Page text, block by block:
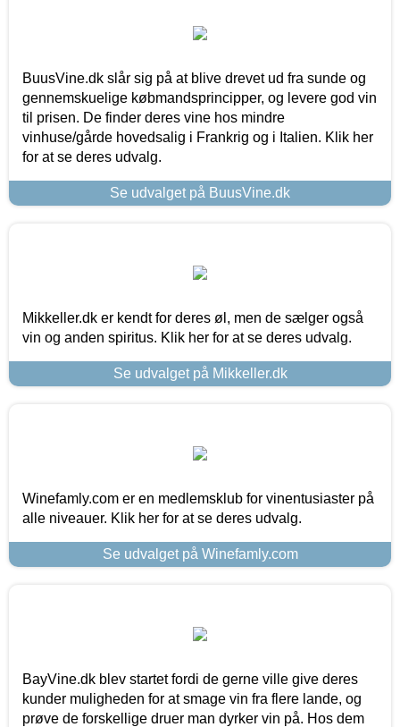
BuusVine.dk slår sig på at blive drevet ud fra sunde og
gennemskuelige købmandsprincipper, og levere god vin
til prisen. De finder deres vine hos mindre
vinhuse/gårde hovedsalig i Frankrig og i Italien. Klik her
for at se deres udvalg.
Se udvalget på BuusVine.dk
Mikkeller.dk er kendt for deres øl, men de sælger også
vin og anden spiritus. Klik her for at se deres udvalg.
Se udvalget på Mikkeller.dk
Winefamly.com er en medlemsklub for vinentusiaster på
alle niveauer. Klik her for at se deres udvalg.
Se udvalget på Winefamly.com
BayVine.dk blev startet fordi de gerne ville give deres
kunder muligheden for at smage vin fra flere lande, og
prøve de forskellige druer man dyrker vin på. Hos dem